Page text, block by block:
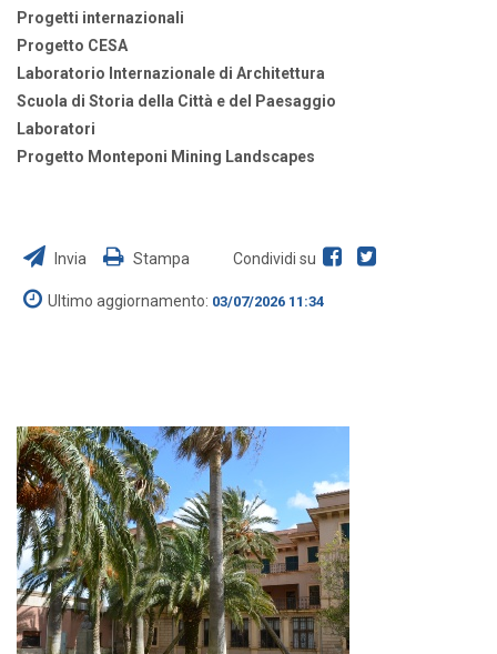
Progetti internazionali
Progetto CESA
Laboratorio Internazionale di Architettura
Scuola di Storia della Città e del Paesaggio
Laboratori
Progetto Monteponi Mining Landscapes
Invia Stampa Condividi su
Ultimo aggiornamento: 03/07/2026 11:34